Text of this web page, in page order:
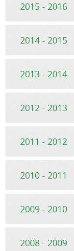
2015 - 2016
2014 - 2015
2013 - 2014
2012 - 2013
2011 - 2012
2010 - 2011
2009 - 2010
2008 - 2009